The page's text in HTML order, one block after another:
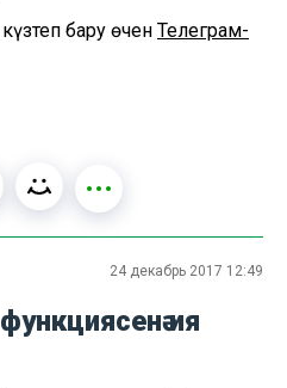
бару өчен Телеграм-
24 декабрь 2017 12:49
ия